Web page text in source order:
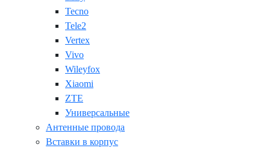
Tecno
Tele2
Vertex
Vivo
Wileyfox
Xiaomi
ZTE
Универсальные
Антенные провода
Вставки в корпус